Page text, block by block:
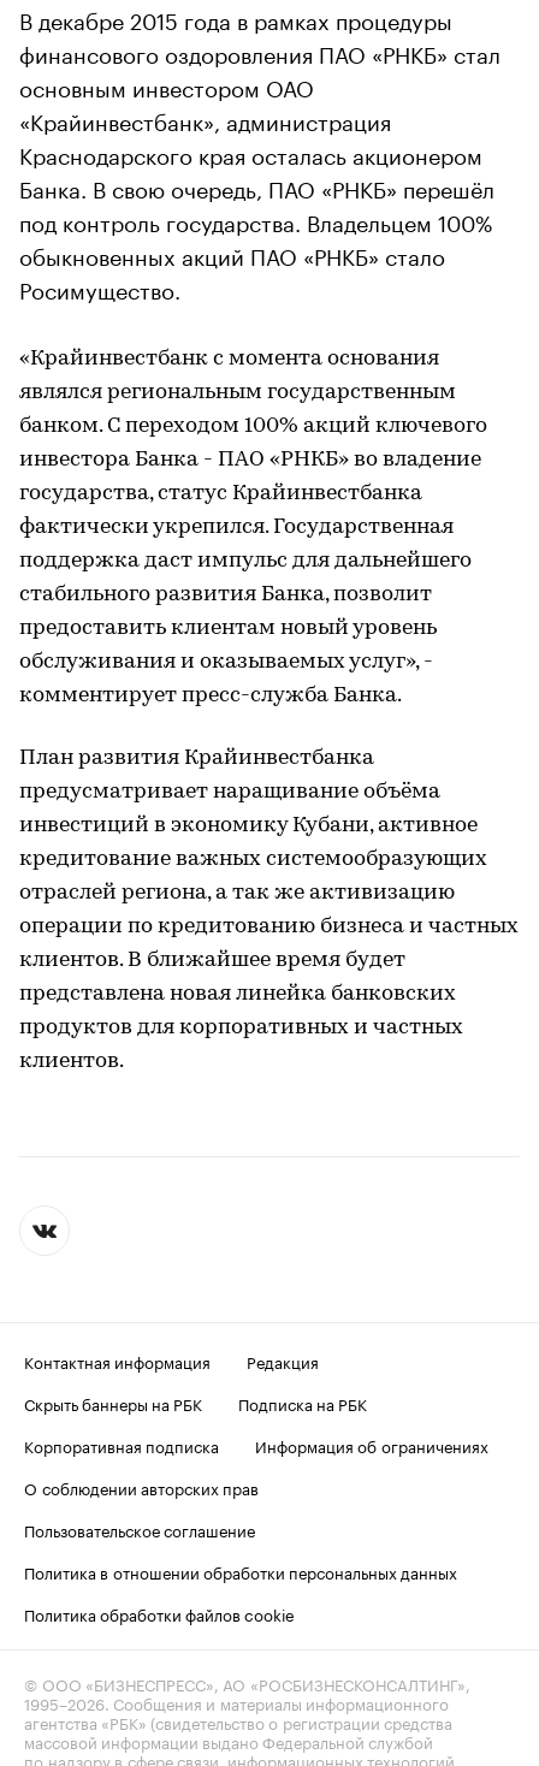
В декабре 2015 года в рамках процедуры
финансового оздоровления ПАО «РНКБ» стал
основным инвестором ОАО
«Крайинвестбанк», администрация
Краснодарского края осталась акционером
Банка. В свою очередь, ПАО «РНКБ» перешёл
под контроль государства. Владельцем 100%
обыкновенных акций ПАО «РНКБ» стало
Росимущество.
«Крайинвестбанк с момента основания
являлся региональным государственным
банком. С переходом 100% акций ключевого
инвестора Банка - ПАО «РНКБ» во владение
государства, статус Крайинвестбанка
фактически укрепился. Государственная
поддержка даст импульс для дальнейшего
стабильного развития Банка, позволит
предоставить клиентам новый уровень
обслуживания и оказываемых услуг», -
комментирует пресс-служба Банка.
План развития Крайинвестбанка
предусматривает наращивание объёма
инвестиций в экономику Кубани, активное
кредитование важных системообразующих
отраслей региона, а так же активизацию
операции по кредитованию бизнеса и частных
клиентов. В ближайшее время будет
представлена новая линейка банковских
продуктов для корпоративных и частных
клиентов.
Контактная информация
Редакция
Скрыть баннеры на РБК
Подписка на РБК
Корпоративная подписка
Информация об ограничениях
О соблюдении авторских прав
Пользовательское соглашение
Политика в отношении обработки персональных данных
Политика обработки файлов cookie
© ООО «БИЗНЕСПРЕСС», АО «РОСБИЗНЕСКОНСАЛТИНГ»,
1995–2026. Сообщения и материалы информационного
агентства «РБК» (свидетельство о регистрации средства
массовой информации выдано Федеральной службой
по надзору в сфере связи, информационных технологий